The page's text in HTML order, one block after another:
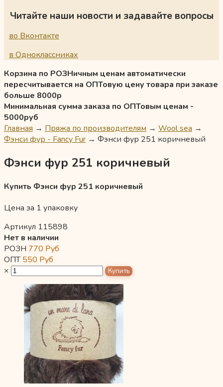
Читайте наши новости и задавайте вопросы
во Вконтакте
в Одноклассниках
Корзина по РОЗНичным ценам автоматически
пересчитывается на ОПТовую цену товара при заказе
больше 8000р
Минимальная сумма заказа по ОПТовым ценам -
5000руб
Главная → Пряжа по производителям → Wool sea →
Фэнси фур - Fancy Fur → Фэнси фур 251 коричневый
Фэнси фур 251 коричневый
Купить Фэнси фур 251 коричневый
Цена за 1 упаковку
Артикул 115898
Нет в наличии
РОЗН 770 Руб
ОПТ550 Руб
×